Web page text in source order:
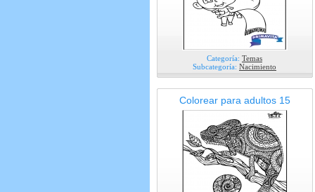
Categoría: Temas
Subcategoría: Nacimiento
Colorear para adultos 15